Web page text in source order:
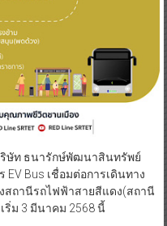
ษัท ธนารักษ์พัฒนาสินทรัพย์
EV Bus เชื่อมต่อการเดินทาง
สถานีรถไฟฟ้าสายสีแดง(สถานี
ริ่ม 3 มีนาคม 2568 นี้